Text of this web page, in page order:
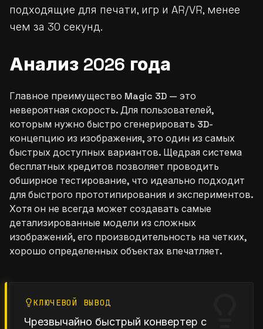
подходящие для печати, игр и AR/VR, менее
чем за 30 секунд.
Анализ 2026 года
Главное преимущество Magic 3D — это
невероятная скорость. Для пользователей,
которым нужно быстро сгенерировать 3D-
концепцию из изображения, это один из самых
быстрых доступных вариантов. Щедрая система
бесплатных кредитов позволяет проводить
обширное тестирование, что идеально подходит
для быстрого прототипирования и экспериментов.
Хотя он не всегда может создавать самые
детализированные модели из сложных
изображений, его производительность на четких,
хорошо определенных объектах впечатляет.
КЛЮЧЕВОЙ ВЫВОД
Чрезвычайно быстрый конвертер с